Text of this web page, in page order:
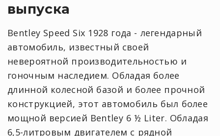
выпуска
Bentley Speed Six 1928 года - легендарный
автомобиль, известный своей
невероятной производительностью и
гоночным наследием. Обладая более
длинной колесной базой и более прочной
конструкцией, этот автомобиль был более
мощной версией Bentley 6 ½ Liter. Обладая
6,5-литровым двигателем с рядной